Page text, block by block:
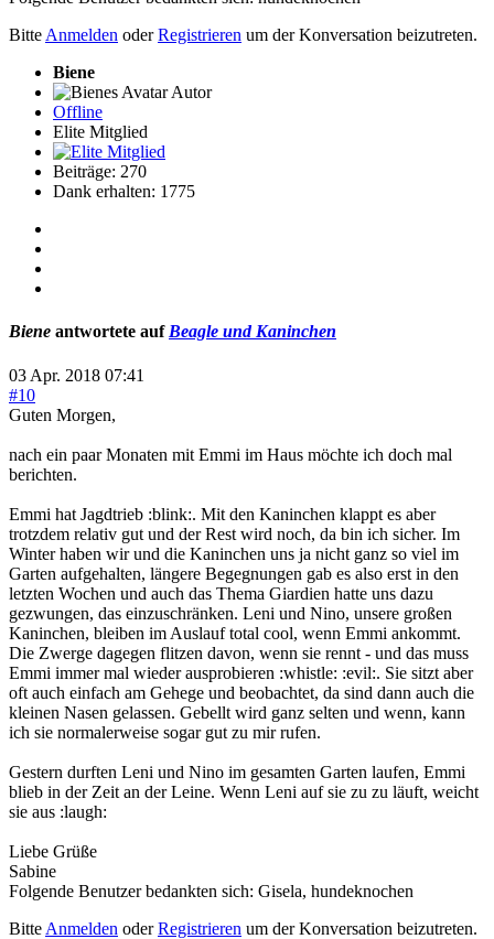
Bitte Anmelden oderRegistrieren um der Konversation beizutreten.
Biene
Autor
Offline
Elite Mitglied
Beiträge: 270
Dank erhalten: 1775
Biene antwortete auf Beagle und Kaninchen
03 Apr. 2018 07:41
#10
Guten Morgen,
nach ein paar Monaten mit Emmi im Haus möchte ich doch mal
berichten.
Emmi hat Jagdtrieb :blink:. Mit den Kaninchen klappt es aber
trotzdem relativ gut und der Rest wird noch, da bin ich sicher. Im
Winter haben wir und die Kaninchen uns ja nicht ganz so viel im
Garten aufgehalten, längere Begegnungen gab es also erst in den
letzten Wochen und auch das Thema Giardien hatte uns dazu
gezwungen, das einzuschränken. Leni und Nino, unsere großen
Kaninchen, bleiben im Auslauf total cool, wenn Emmi ankommt.
Die Zwerge dagegen flitzen davon, wenn sie rennt - und das muss
Emmi immer mal wieder ausprobieren :whistle: :evil:. Sie sitzt aber
oft auch einfach am Gehege und beobachtet, da sind dann auch die
kleinen Nasen gelassen. Gebellt wird ganz selten und wenn, kann
ich sie normalerweise sogar gut zu mir rufen.
Gestern durften Leni und Nino im gesamten Garten laufen, Emmi
blieb in der Zeit an der Leine. Wenn Leni auf sie zu zu läuft, weicht
sie aus :laugh:
Liebe Grüße
Sabine
Folgende Benutzer bedankten sich: Gisela, hundeknochen
Bitte Anmelden oderRegistrieren um der Konversation beizutreten.